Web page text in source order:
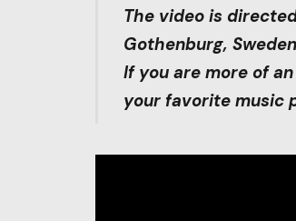
The video is
Gothenburg,
If you are more of
your favorite music